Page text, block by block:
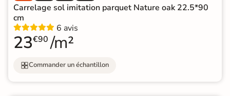
Carrelage sol imitation parquet Nature oak 22.5*90
cm
6 avis
23€90 /m²
Commander un échantillon